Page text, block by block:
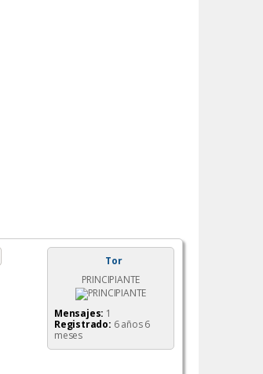
Tor
PRINCIPIANTE
Mensajes: 1
Registrado: 6 años 6
meses